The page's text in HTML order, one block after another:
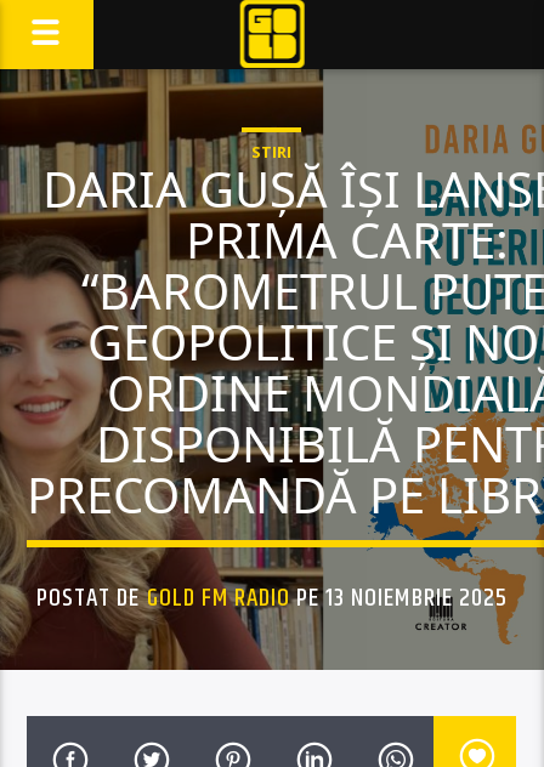
STIRI
DARIA GUȘĂ ÎȘI
PRIMA CARTE:
“BAROMETRUL
GEOPOLITICE ȘI
ORDINE
DISPONIBILĂ
PRECOMANDĂ PE
POSTAT DEGOLD FM RADIOPE 13 NOIEMBRIE 2025